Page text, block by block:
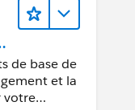
de base de
et la
votre